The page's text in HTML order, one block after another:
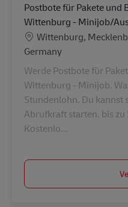
Postbote für Pakete
Wittenburg - Minijob/
Localização
Wittenburg,
Germany
Werde Postbote für
Wittenburg - Minijob.
Stundenlohn. Du kannst
Abrufkraft starten. bis
Kostenlo...